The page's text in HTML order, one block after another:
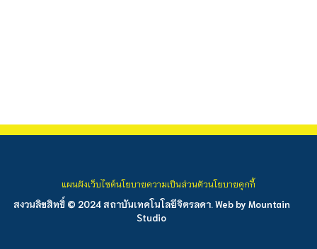
สงวนลิขสิทธิ์ © 2024 สถาบันเทคโนโลยีจิตรลดา. Web by Mountain
Studio
แผนผังเว็บไซต์นโยบายความเป็นส่วนตัวนโยบายคุกกี้